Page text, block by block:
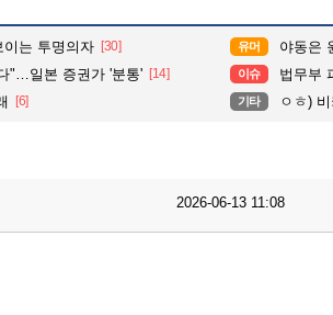
이는 투명의자 [30] 유머 야동은
"…일본 증권가 '분통' [14] 이슈 법무부 피
[6] 기타 ㅇㅎ)
2026-06-13 11:08